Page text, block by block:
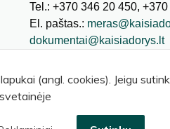
Tel.: +370 346 20 450,
El. paštas.:
dokumentai@kaisiadorys.lt
© 2026 Kaišiadorių rajono
(angl. cookies). Jeigu